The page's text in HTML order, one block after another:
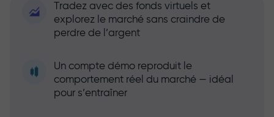
Tradez avec des fonds virtuels et
explorez le marché sans craindre de
perdre de l’argent
Un compte démo reproduit le
comportement réel du marché — idéal
pour s’entraîner